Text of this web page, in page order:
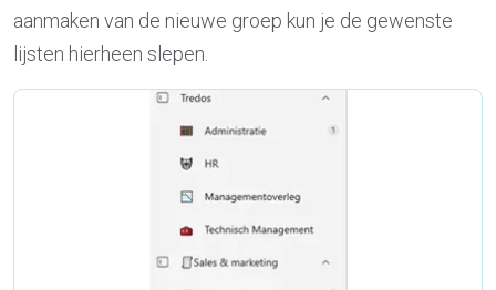
aanmaken van de nieuwe groep kun je de gewenste
lijsten hierheen slepen.